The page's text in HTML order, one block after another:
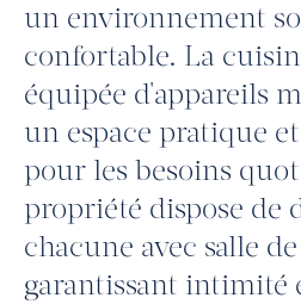
un environnement
confortable. La
équipée d'appareils
un espace pratique
pour les besoins
propriété dispose de
chacune avec salle
garantissant intimité